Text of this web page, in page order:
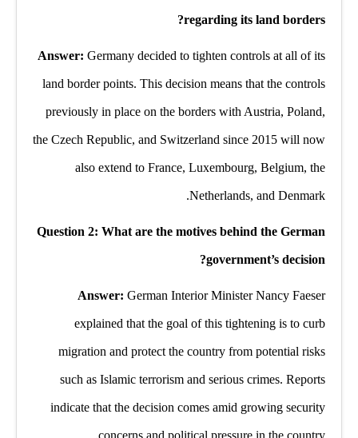
regarding its land borders?
Answer: Germany decided to tighten controls at all of its
land border points. This decision means that the controls
previously in place on the borders with Austria, Poland,
the Czech Republic, and Switzerland since 2015 will now
also extend to France, Luxembourg, Belgium, the
Netherlands, and Denmark.
Question 2: What are the motives behind the German
government’s decision?
Answer: German Interior Minister Nancy Faeser
explained that the goal of this tightening is to curb
migration and protect the country from potential risks
such as Islamic terrorism and serious crimes. Reports
indicate that the decision comes amid growing security
concerns and political pressure in the country.